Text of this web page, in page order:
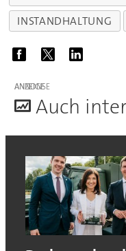
INSTANDHALTUNG
ANZEIGE
Auch